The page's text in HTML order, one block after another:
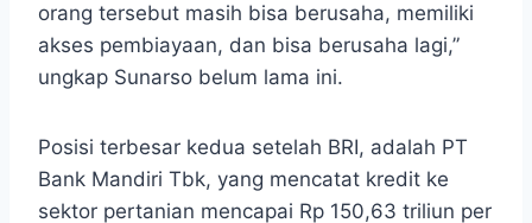
orang tersebut masih bisa berusaha, memiliki
akses pembiayaan, dan bisa berusaha lagi,”
ungkap Sunarso belum lama ini.
Posisi terbesar kedua setelah BRI, adalah PT
Bank Mandiri Tbk, yang mencatat kredit ke
sektor pertanian mencapai Rp 150,63 triliun per